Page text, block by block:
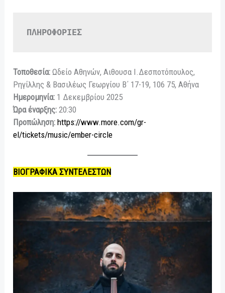
ΠΛΗΡΟΦΟΡΙΕΣ
Τοποθεσία:Ωδείο Αθηνών, Αιθουσα Ι.Δεσποτόπουλος,
Ρηγίλλης & Βασιλέως Γεωργίου Β΄ 17-19, 106 75, Αθήνα
Ημερομηνία: 1 Δεκεμβρίου 2025
Ώρα έναρξης: 20:30
Προπώληση: https://www.more.com/gr-
el/tickets/music/ember-circle
ΒΙΟΓΡΑΦΙΚΑ ΣΥΝΤΕΛΕΣΤΩΝ